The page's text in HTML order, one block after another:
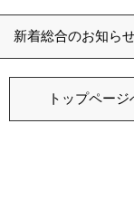
新着総合のお知ら
トップページ